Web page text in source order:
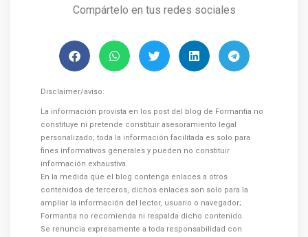
Compártelo en tus redes sociales
Disclaimer/aviso:
La información provista en los post del blog de Formantia no
constituye ni pretende constituir asesoramiento legal
personalizado; toda la información facilitada es solo para
fines informativos generales y pueden no constituir
información exhaustiva.
En la medida que el blog contenga enlaces a otros
contenidos de terceros, dichos enlaces son solo para la
ampliar la información del lector, usuario o navegador;
Formantia no recomienda ni respalda dicho contenido.
Se renuncia expresamente a toda responsabilidad con